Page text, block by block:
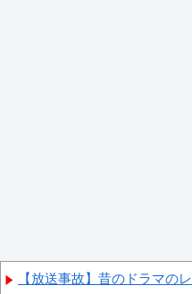
【放送事故】昔のドラマのレ